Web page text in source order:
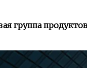
группа